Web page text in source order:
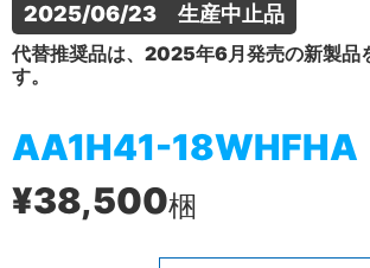
2025/06/23　生産中止品
代替推奨品は、2025年6月発売の新製品
す。
AA1H41-18WHFHA
¥38,500梱